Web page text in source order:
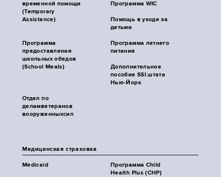
временной помощи
(Temporary
Assistance)
Программа WIC
Помощь в уходе за
детьми
Программа
предоставления
школьных обедов
(School Meals)
Программа летнего
питания
Дополнительное
пособие SSI штата
Нью-Йорк
Отдел по
деламветеранов
вооруженныхсил
Медицинская страховка
Medicaid
Программа Child
Health Plus (CHP)